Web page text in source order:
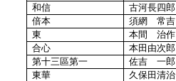
和信
古河長四郎
倍本
須網 常吉
東
本間 治作
合心
本田由次郎
第十三區第一
佐吉 一郎
東華
久保田清治